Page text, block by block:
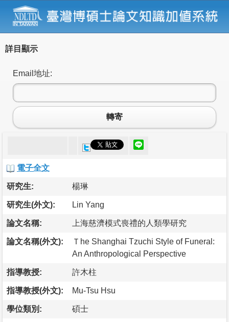
詳目顯示
Email地址:
轉寄
電子全文
研究生: 楊琳
研究生(外文): Lin Yang
論文名稱: 上海慈濟模式喪禮的人類學研究
論文名稱(外文):
Ｔhe Shanghai Tzuchi Style of Funeral:
An Anthropological Perspective
指導教授: 許木柱
指導教授(外文): Mu-Tsu Hsu
學位類別: 碩士